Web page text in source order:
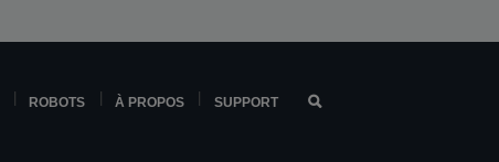
ROBOTS À PROPOS SUPPORT